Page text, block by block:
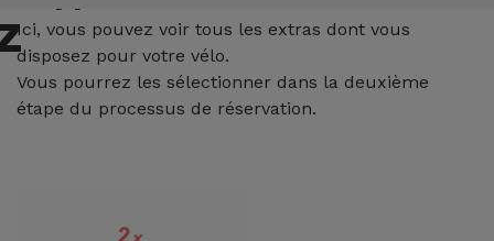
Ici, vous pouvez voir tous les extras dont vous
disposez pour votre vélo.
Vous pourrez les sélectionner dans la deuxième
étape du processus de réservation.